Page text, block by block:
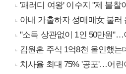
'패러디 여왕' 이수지 "제 불찰
아내 가출하자 성매매女 불러
"소득 상관없이 1인 50만원"…
김원훈 주식 1억8천 올인했
치사율 최대 75% '공포'…어린